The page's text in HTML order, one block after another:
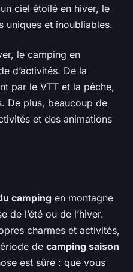
ciel étoilé en hiver, le
uniques et inoubliables.
le camping en
d’activités. De la
par le VTT et la pêche,
De plus, beaucoup de
et des animations
camping en montagne
de l’été ou de l’hiver.
charmes et activités,
de camping saison
est sûre : que vous